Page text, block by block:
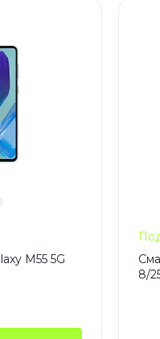
M55 5G
8/